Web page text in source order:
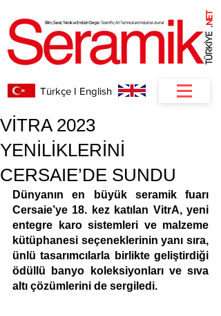
.
NET
Türkçe I English
VİTRA 2023
YENİLİKLERİNİ
CERSAIE’DE SUNDU
Dünyanın en büyük seramik fuarı
Cersaie’ye 18. kez katılan VitrA, yeni
entegre karo sistemleri ve malzeme
kütüphanesi seçeneklerinin yanı sıra,
ünlü tasarımcılarla birlikte geliştirdiği
ödüllü banyo koleksiyonları ve sıva
altı çözümlerini de sergiledi.